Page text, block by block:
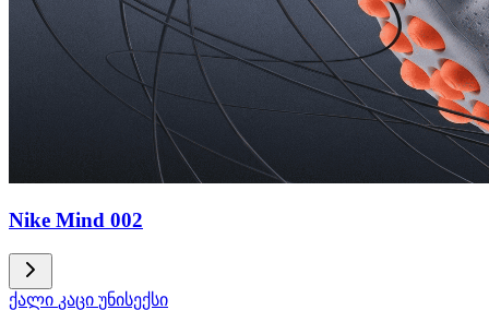
Nike Mind 002
ქალი კაცი უნისექსი